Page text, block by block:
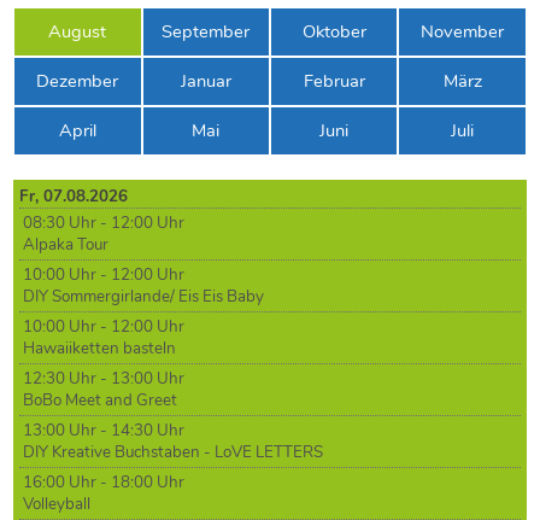
August September Oktober November
Dezember Januar Februar März
April Mai Juni Juli
Fr,07.08.2026
08:30 Uhr - 12:00 Uhr
Alpaka Tour
10:00 Uhr - 12:00 Uhr
DIY Sommergirlande/ Eis Eis Baby
10:00 Uhr - 12:00 Uhr
Hawaiiketten basteln
12:30 Uhr - 13:00 Uhr
BoBo Meet and Greet
13:00 Uhr - 14:30 Uhr
DIY Kreative Buchstaben - LoVE LETTERS
16:00 Uhr - 18:00 Uhr
Volleyball